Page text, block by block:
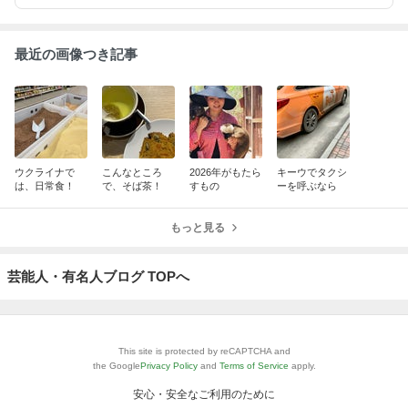
最近の画像つき記事
ウクライナで
は、日常食！
こんなところ
で、そば茶！
2026年がもたら
すもの
キーウでタクシ
ーを呼ぶなら
もっと見る
芸能人・有名人ブログ TOPへ
This site is protected by reCAPTCHA and
the GooglePrivacy Policy and Terms of Service apply.
安心・安全なご利用のために